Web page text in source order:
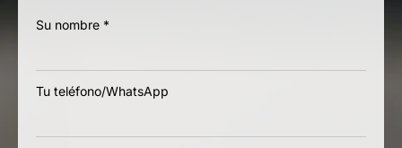
Su nombre *
Tu teléfono/WhatsApp